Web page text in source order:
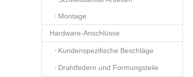
Montage
Hardware-Anschlüsse
Kundenspezifische Beschläge
Drahtfedern und Formungsteile